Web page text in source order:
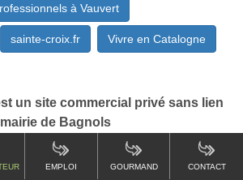
EMPLOI GOURMAND CONTACT
à Vauvert
sainte-croix.fr Vivre en Catalogne
un site commercial privé sans lien
de Bagnols